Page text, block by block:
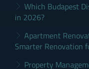
Which Budapest
in 2026?
Apartment
Smarter Renovation
Property